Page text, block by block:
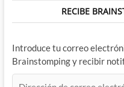
RECIBE
Introduce tu correo
Brainstomping y recibir